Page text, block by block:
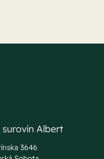
surovín Albert
3646